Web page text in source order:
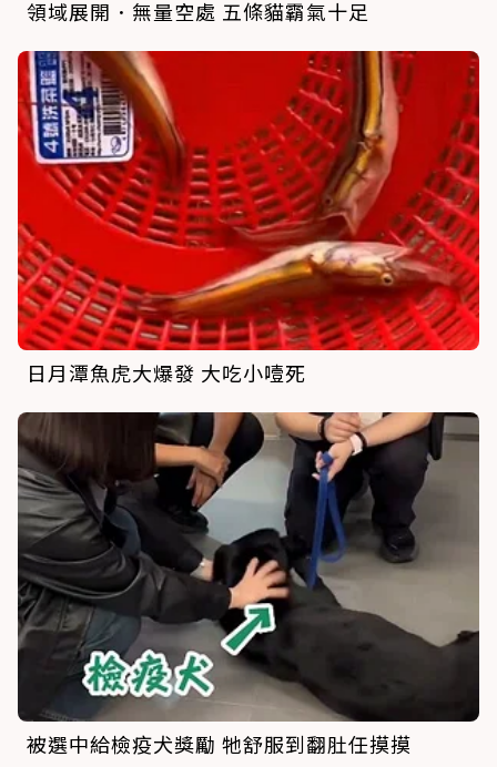
領域展開．無量空處 五條貓霸氣十足
日月潭魚虎大爆發 大吃小噎死
被選中給檢疫犬獎勵 牠舒服到翻肚任摸摸